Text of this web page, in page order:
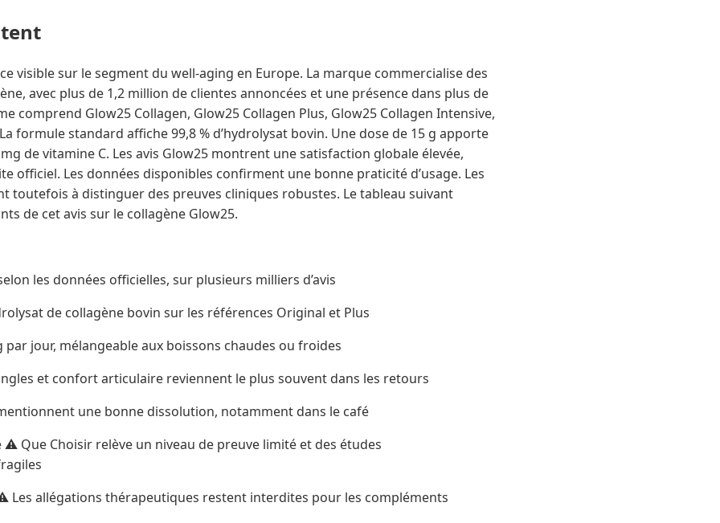
visible sur le segment du well-aging en Europe. La marque commercialise des
avec plus de 1,2 million de clientes annoncées et une présence dans plus de
comprend Glow25 Collagen, Glow25 Collagen Plus, Glow25 Collagen Intensive,
formule standard affiche 99,8 % d’hydrolysat bovin. Une dose de 15 g apporte
de vitamine C. Les avis Glow25 montrent une satisfaction globale élevée,
officiel. Les données disponibles confirment une bonne praticité d’usage. Les
toutefois à distinguer des preuves cliniques robustes. Le tableau suivant
de cet avis sur le collagène Glow25.
les données officielles, sur plusieurs milliers d’avis
de collagène bovin sur les références Original et Plus
par jour, mélangeable aux boissons chaudes ou froides
et confort articulaire reviennent le plus souvent dans les retours
une bonne dissolution, notamment dans le café
Que Choisir relève un niveau de preuve limité et des études
Les allégations thérapeutiques restent interdites pour les compléments